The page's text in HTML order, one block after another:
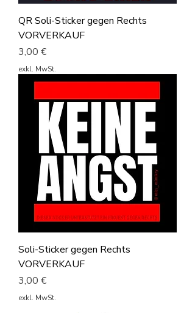
QR Soli-Sticker gegen Rechts
VORVERKAUF
Preis
3,00 €
exkl. MwSt.
Soli-Sticker gegen Rechts
VORVERKAUF
Preis
3,00 €
exkl. MwSt.